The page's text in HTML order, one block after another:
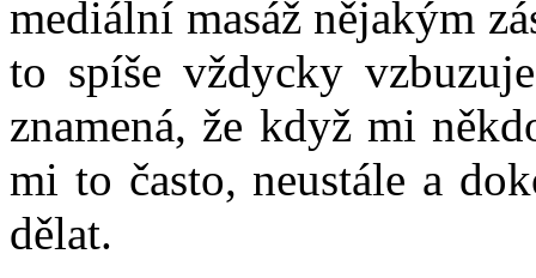
mediální masáž nějakým
to spíše vždycky
znamená, že když mi
mi to často, neustále a
dělat.